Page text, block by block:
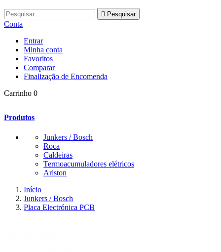
 Pesquisar
Conta
Entrar
Minha conta
Favoritos
Comparar
Finalização de Encomenda
Carrinho 0
Produtos
Junkers / Bosch
Roca
Caldeiras
Termoacumuladores elétricos
Ariston
Início
Junkers / Bosch
Placa Electrónica PCB